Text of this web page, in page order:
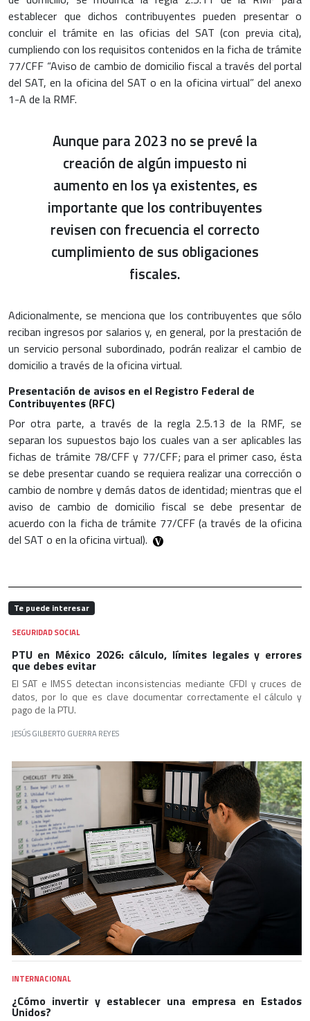
establecer que dichos contribuyentes pueden presentar o
concluir el trámite en las oficias del SAT (con previa cita),
cumpliendo con los requisitos contenidos en la ficha de trámite
77/CFF “Aviso de cambio de domicilio fiscal a través del portal
del SAT, en la oficina del SAT o en la oficina virtual” del anexo
1-A de la RMF.
Aunque para 2023 no se prevé la
creación de algún impuesto ni
aumento en los ya existentes, es
importante que los contribuyentes
revisen con frecuencia el correcto
cumplimiento de sus obligaciones
fiscales.
Adicionalmente, se menciona que los contribuyentes que sólo
reciban ingresos por salarios y, en general, por la prestación de
un servicio personal subordinado, podrán realizar el cambio de
domicilio a través de la oficina virtual.
Presentación de avisos en el Registro Federal de
Contribuyentes (RFC)
Por otra parte, a través de la regla 2.5.13 de la RMF, se
separan los supuestos bajo los cuales van a ser aplicables las
fichas de trámite 78/CFF y 77/CFF; para el primer caso, ésta
se debe presentar cuando se requiera realizar una corrección o
cambio de nombre y demás datos de identidad; mientras que el
aviso de cambio de domicilio fiscal se debe presentar de
acuerdo con la ficha de trámite 77/CFF (a través de la oficina
del SAT o en la oficina virtual).
Te puede interesar
SEGURIDAD SOCIAL
PTU en México 2026: cálculo, límites legales y errores
que debes evitar
El SAT e IMSS detectan inconsistencias mediante CFDI y cruces de
datos, por lo que es clave documentar correctamente el cálculo y
pago de la PTU.
JESÚS GILBERTO GUERRA REYES
INTERNACIONAL
¿Cómo invertir y establecer una empresa en Estados
Unidos?